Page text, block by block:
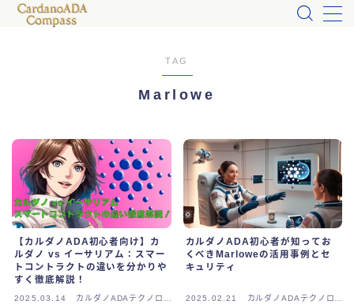
お問い合わせ
プロフィール
なぜカルダノADA?
カルダノADA体験
TAG
Marlowe
【カルダノADA初心者向け】カ
ルダノ vs イーサリアム：スマー
トコントラクトの違いを分かりや
すく徹底解説！
2025.03.14
カルダノADAテクノロジ
カルダノADA初心者が知ってお
くべきMarloweの活用事例とセ
キュリティ
2025.02.21
カルダノADAテクノロジ